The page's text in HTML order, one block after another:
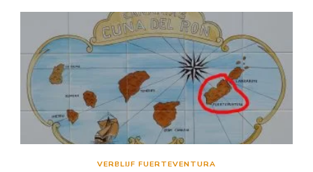
VERBLIJF FUERTEVENTURA